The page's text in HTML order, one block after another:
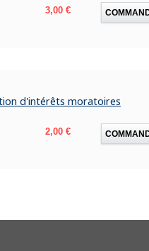
Prix
3,00 €
d'intérêts moratoires
Prix
2,00 €